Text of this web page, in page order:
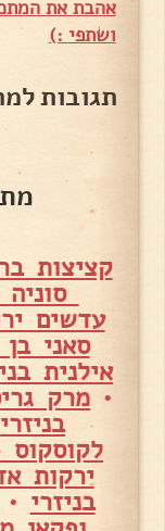
אהבת את
ושתפי :)
תגובות
קציצות
עדשים
סאני
אילנית
• מרק
בניזרי
לקוסקוס
ירקות
בניזרי